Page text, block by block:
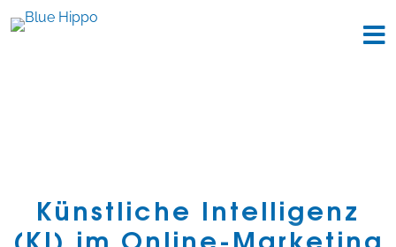
Künstliche Intelligenz
(KI) im Online-Marketing